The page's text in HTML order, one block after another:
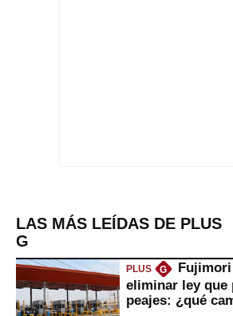
LAS MÁS LEÍDAS DE PLUS
G
PLUS G
eliminar ley que
peajes: ¿qué